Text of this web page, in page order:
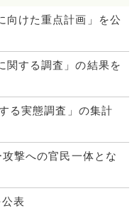
向けた重点計画」を公
関する調査」の結果を
る実態調査」の集計
撃への官民一体とな
表